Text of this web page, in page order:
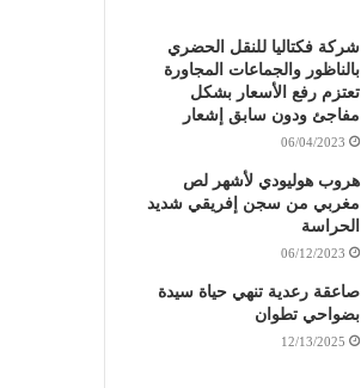
شركة فكتاليا للنقل الحضري
بالناظور والجماعات المجاورة
تعتزم رفع الأسعار بشكل
مفاجئ ودون سابق إشعار
06/04/2023
هروب هوليودي لأشهر لص
مغربي من سجن إفريقي شديد
الحراسة
06/12/2023
صاعقة رعدية تنهي حياة سيدة
بضواحي تطوان
12/13/2025